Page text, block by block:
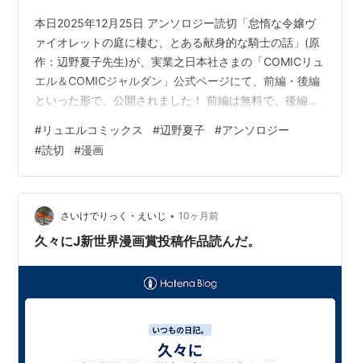
本日2025年12月25日 アンソロジー読切「怠惰な令嬢ヴ
ァイオレットの庭に棲む、とある献身的な騎士の話」(原
作：辺野夏子先生)が、実業之日本社さまの「COMICリュ
エル＆COMICジャルダン」公式ページにて、前編・後編
といった形で、公開されました！ 前編は無料で、後編は
多くページが読めるようになっておりますので、是非是
非ご覧頂けました嬉しいです！よろしくお願いいたしま
す✨️ comic.j-nbooks.jp
#リュエルコミックス #辺野夏子 #アンソロジー
#読切 #漫画
さいけでりっく・えいじ • 10ヶ月前
久々にJ新世界漫画賞投稿作品読んだ。